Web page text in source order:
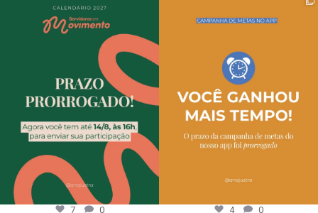
7 0 4 0